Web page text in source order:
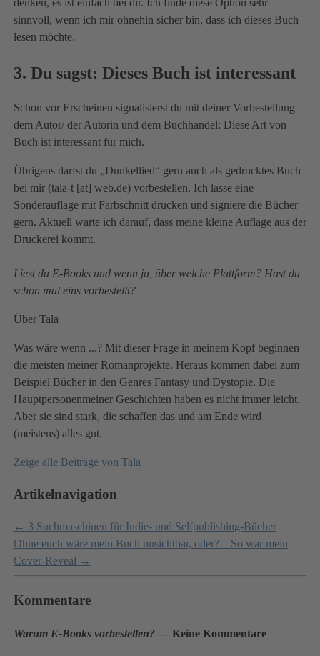
sinnvoll, wenn ich mir ohnehin sicher bin, dass ich dieses Buch
lesen möchte.
3. Du sagst: Dieses Buch ist interessant
Schon vor Erscheinen signalisierst du mit deiner Vorbestellung
dem Autor/ der Autorin und dem Buchhandel: Diese Art von
Buch ist interessant für mich.
Übrigens darfst du „Dunkellied“ gern auch als gedrucktes Buch
bei mir (tala-t [at] web.de) vorbestellen. Ich lasse eine
Sonderauflage mit Farbschnitt drucken und signiere die Bücher
gern. Aktuell warte ich darauf, dass meine kleine Auflage aus der
Druckerei kommt.
Liest du E-Books und wenn ja, über welche Plattform? Hast du
schon mal eins vorbestellt?
Über Tala
Was wäre wenn ...? Mit dieser Frage in meinem Kopf beginnen
die meisten meiner Romanprojekte. Heraus kommen dabei zum
Beispiel Bücher in den Genres Fantasy und Dystopie. Die
Hauptpersonenmeiner Geschichten haben es nicht immer leicht.
Aber sie sind stark, die schaffen das und am Ende wird
(meistens) alles gut.
Zeige alle Beiträge von Tala
Artikelnavigation
← 3 Suchmaschinen für Indie- und Selfpublishing-Bücher
Ohne euch wäre mein Buch unsichtbar, oder? – So war mein
Cover-Reveal →
Kommentare
Warum E-Books vorbestellen?— Keine Kommentare